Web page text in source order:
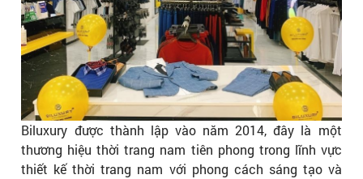
Biluxury được thành lập vào năm 2014, đây là một
thương hiệu thời trang nam tiên phong trong lĩnh vực
thiết kế thời trang nam với phong cách sáng tạo và